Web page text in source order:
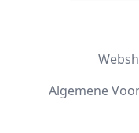
Algemene